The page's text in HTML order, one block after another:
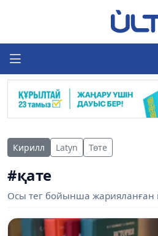
Кирилл Latyn Төте
#қате
Осы тег бойынша жарияланған